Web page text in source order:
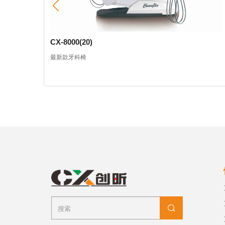
CX-8000(20)
最新款牙科椅